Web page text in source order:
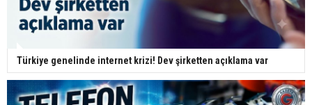
Türkiye genelinde internet krizi! Dev şirketten açıklama var